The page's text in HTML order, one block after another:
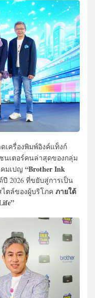
เครื่องพิมพ์อิงค์แท็งก์
นเตอร์คนล่าสุดของกลุ่ม
มเปญ “Brother Ink
2026 ที่ขยับสู่การเป็น
ตล์ของผู้บริโภค ภายใต้